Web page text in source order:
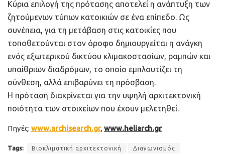
Κύρια επιλογή της πρότασης αποτελεί η ανάπτυξη των
ζητούμενων τύπων κατοικιών σε ένα επίπεδο. Ως
συνέπεια, για τη μετάβαση στις κατοικίες που
τοποθετούνται στον όροφο δημιουργείται η ανάγκη
ενός εξωτερικού δικτύου κλιμακοστασίων, ραμπών και
υπαίθριων διαδρόμων, το οποίο εμπλουτίζει τη
σύνθεση, αλλά επιβαρύνει τη πρόσβαση.
Η πρόταση διακρίνεται για την υψηλή αρχιτεκτονική
ποιότητα των στοιχείων που έχουν μελετηθεί.
Πηγές: www.archisearch.gr,www.heliarch.gr
Tags: Βιοκλιματική αρχιτεκτονική Διαγωνισμός